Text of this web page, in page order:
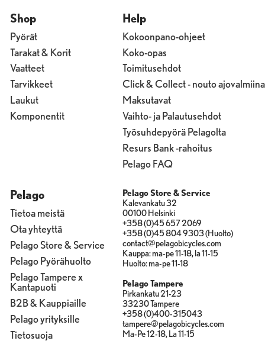
Shop
Pyörät
Tarakat & Korit
Vaatteet
Tarvikkeet
Laukut
Komponentit
Help
Kokoonpano-ohjeet
Koko-opas
Toimitusehdot
Click & Collect - nouto ajovalmiina
Maksutavat
Vaihto- ja Palautusehdot
Työsuhdepyörä Pelagolta
Resurs Bank -rahoitus
Pelago FAQ
Pelago
Tietoa meistä
Ota yhteyttä
Pelago Store & Service
Pelago Pyörähuolto
Pelago Tampere x
Kantapuoti
B2B & Kauppiaille
Pelago yrityksille
Tietosuoja
Pelago Store & Service
Kalevankatu 32
00100 Helsinki
+358 (0)45 657 2069
+358 (0)45 804 9303 (Huolto)
contact@pelagobicycles.com
Kauppa: ma-pe 11-18, la 11-15
Huolto: ma-pe 11-18
Pelago Tampere
Pirkankatu 21-23
33230 Tampere
+358 (0)400-315043
tampere@pelagobicycles.com
Ma-Pe 12-18, La 11-15